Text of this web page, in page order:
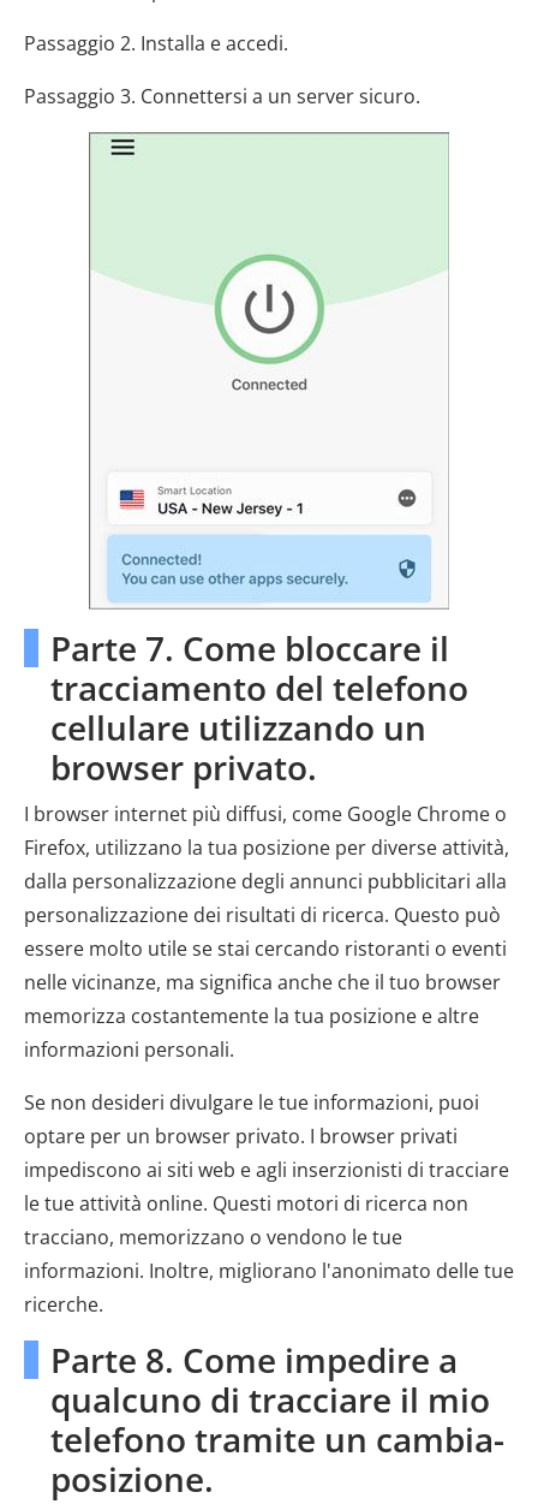
Passaggio 2. Installa e accedi.
Passaggio 3. Connettersi a un server sicuro.
Parte 7. Come bloccare il
tracciamento del telefono
cellulare utilizzando un
browser privato.
I browser internet più diffusi, come Google Chrome o
Firefox, utilizzano la tua posizione per diverse attività,
dalla personalizzazione degli annunci pubblicitari alla
personalizzazione dei risultati di ricerca. Questo può
essere molto utile se stai cercando ristoranti o eventi
nelle vicinanze, ma significa anche che il tuo browser
memorizza costantemente la tua posizione e altre
informazioni personali.
Se non desideri divulgare le tue informazioni, puoi
optare per un browser privato. I browser privati ​​
impediscono ai siti web e agli inserzionisti di tracciare
le tue attività online. Questi motori di ricerca non
tracciano, memorizzano o vendono le tue
informazioni. Inoltre, migliorano l'anonimato delle tue
ricerche.
Parte 8. Come impedire a
qualcuno di tracciare il mio
telefono tramite un cambia-
posizione.